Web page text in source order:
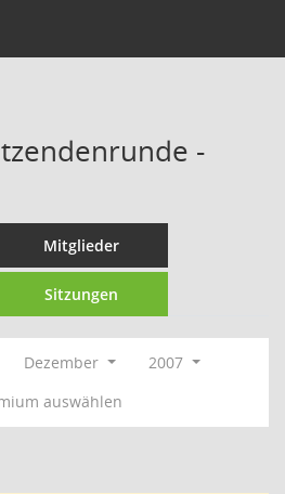
-
Mitglieder
Sitzungen
Dezember
2007
auswählen